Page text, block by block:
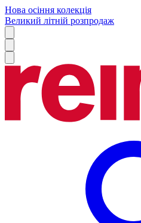
Нова осіння колекція
Великий літній розпродаж